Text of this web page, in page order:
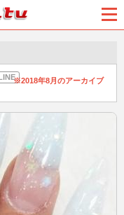
2018年8月のアーカイブ